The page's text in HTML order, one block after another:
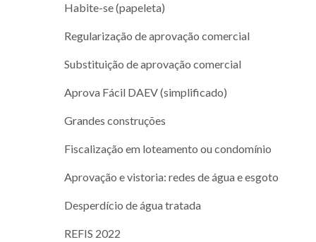
Habite-se (papeleta)
Regularização de aprovação comercial
Substituição de aprovação comercial
Aprova Fácil DAEV (simplificado)
Grandes construções
Fiscalização em loteamento ou condomínio
Aprovação e vistoria: redes de água e esgoto
Desperdício de água tratada
REFIS 2022